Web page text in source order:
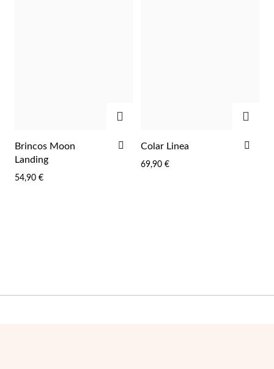
Religiosos
Brincos Moon
Landing
54,90 €
ADICIONAR
FAVORITOS
Colar Linea
69,90 €